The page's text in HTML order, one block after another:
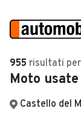
Auto
Auto
VENDI
MAGAZINE
955 risultati per
Moto
Castello del